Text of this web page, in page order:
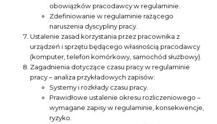
obowiązków pracodawcy w regulaminie.
Zdefiniowanie w regulaminie rażącego
naruszenia dyscypliny pracy.
Ustalenie zasad korzystania przez pracownika z
urządzeń i sprzętu będącego własnością pracodawcy
(komputer, telefon komórkowy, samochód służbowy).
Zagadnienia dotyczące czasu pracy w regulaminie
pracy – analiza przykładowych zapisów:
Systemy i rozkłady czasu pracy.
Prawidłowe ustalenie okresu rozliczeniowego –
wymagane zapisy w regulaminie, konsekwencje,
ryzyko.